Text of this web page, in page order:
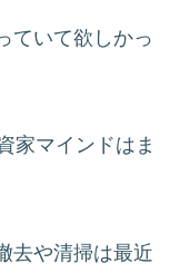
ていて欲しかっ
家マインドはま
去や清掃は最近